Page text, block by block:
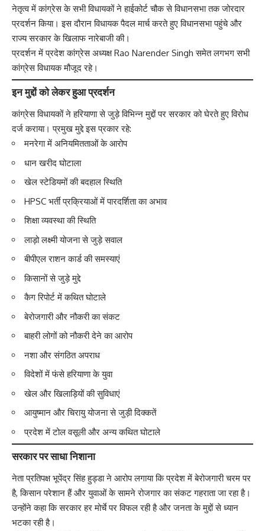
नेतृत्व में कांग्रेस के सभी विधायकों ने हाईकोर्ट चौक से विधानसभा तक जोरदार
प्रदर्शन किया। इस दौरान विधायक पैदल मार्च करते हुए विधानसभा पहुंचे और
राज्य सरकार के खिलाफ नारेबाजी की।
प्रदर्शन में प्रदेश कांग्रेस अध्यक्ष Rao Narender Singh समेत लगभग सभी
कांग्रेस विधायक मौजूद रहे।
इन मुद्दों को लेकर हुआ प्रदर्शन
कांग्रेस विधायकों ने हरियाणा से जुड़े विभिन्न मुद्दों पर सरकार को घेरते हुए विरोध
दर्ज कराया। प्रमुख मुद्दे इस प्रकार रहे:
मनरेगा में अनियमितताओं के आरोप
धान खरीद घोटाला
खेल स्टेडियमों की बदहाल स्थिति
HPSC भर्ती प्रक्रियाओं में पारदर्शिता का अभाव
शिक्षा व्यवस्था की स्थिति
लाड़ो लक्ष्मी योजना से जुड़े सवाल
बीपीएल राशन कार्ड की समस्याएं
किसानों से जुड़े मुद्दे
कैग रिपोर्ट में कथित घोटाले
बेरोजगारी और नौकरी का संकट
बाहरी लोगों को नौकरी देने का आरोप
नशा और संगठित अपराध
विदेशों में फंसे हरियाणा के युवा
खेल और खिलाड़ियों की सुविधाएं
आयुष्मान और चिरायु योजना से जुड़ी दिक्कतें
प्रदेश में टोल वसूली और अन्य कथित घोटाले
सरकार पर साधा निशाना
नेता प्रतिपक्ष भूपेंद्र सिंह हुड्डा ने आरोप लगाया कि प्रदेश में बेरोजगारी चरम पर
है, किसान परेशान हैं और युवाओं के सामने रोजगार का संकट गहराता जा रहा है।
उन्होंने कहा कि सरकार हर मोर्चे पर विफल रही है और जनता के मुद्दों से ध्यान
भटका रही है।